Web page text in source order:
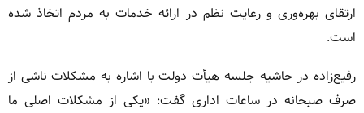
ارتقای بهره‌وری و رعایت نظم در ارائه خدمات به مردم اتخاذ شده
است.
رفیع‌زاده در حاشیه جلسه هیأت دولت با اشاره به مشکلات ناشی از
صرف صبحانه در ساعات اداری گفت: «یکی از مشکلات اصلی ما